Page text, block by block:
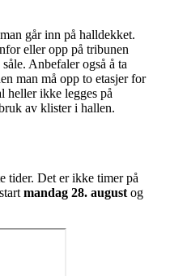
går inn på halldekket.
eller opp på tribunen
Anbefaler også å ta
man må opp to etasjer for
heller ikke legges på
av klister i hallen.
tider. Det er ikke timer på
mandag 28. august og